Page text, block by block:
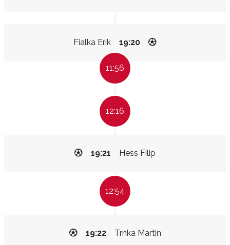
Fialka Erik 19:20
11:56
12:16
Hess Filip
19:21
12:54
Trnka Martin
19:22